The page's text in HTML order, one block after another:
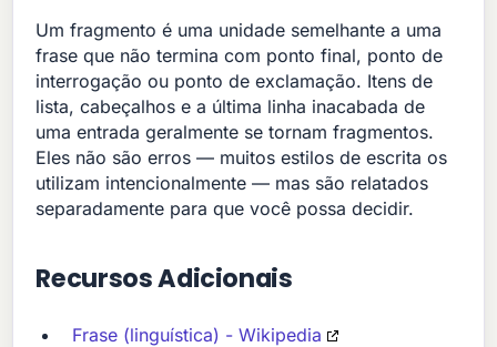
Um fragmento é uma unidade semelhante a uma
frase que não termina com ponto final, ponto de
interrogação ou ponto de exclamação. Itens de
lista, cabeçalhos e a última linha inacabada de
uma entrada geralmente se tornam fragmentos.
Eles não são erros — muitos estilos de escrita os
utilizam intencionalmente — mas são relatados
separadamente para que você possa decidir.
Recursos Adicionais
Frase (linguística) - Wikipedia